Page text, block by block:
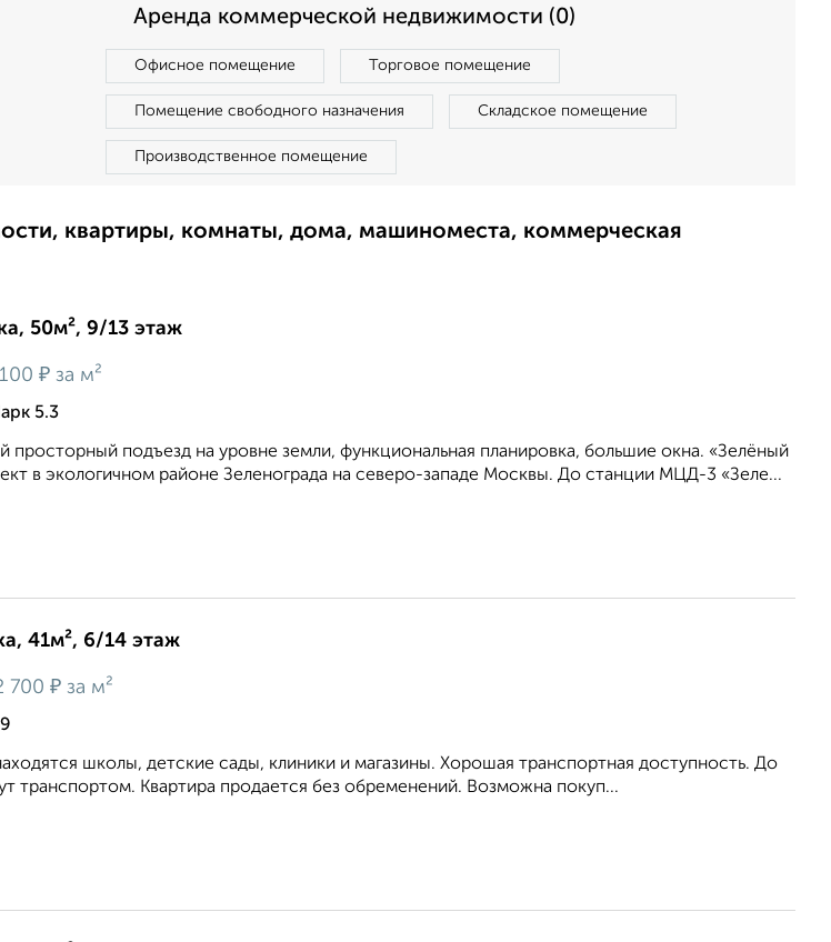
Аренда коммерческой недвижимости (0)
Офисное помещение Торговое помещение
Помещение свободного назначения Складское помещение
Производственное помещение
квартиры, комнаты, дома, машиноместа, коммерческая
50м², 9/13 этаж
₽ за м²
5.3
просторный подъезд на уровне земли, функциональная планировка, большие окна. «Зелёный
в экологичном районе Зеленограда на северо-западе Москвы. До станции МЦД-3 «Зеле...
41м², 6/14 этаж
700 ₽ за м²
школы, детские сады, клиники и магазины. Хорошая транспортная доступность. До
транспортом. Квартира продается без обременений. Возможна покуп...